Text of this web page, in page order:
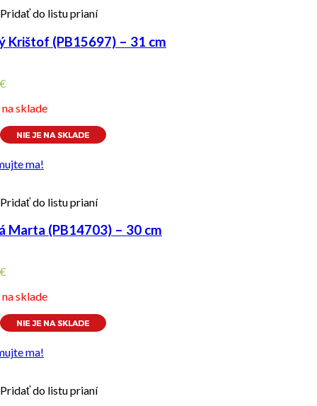
Pridať do listu prianí
Krištof (PB15697) – 31 cm
€
sklade
ma!
Pridať do listu prianí
Marta (PB14703) – 30 cm
€
sklade
ma!
Pridať do listu prianí